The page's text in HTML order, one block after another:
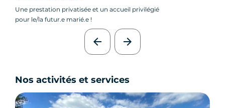
Une prestation privatisée et un accueil privilégié
pour le/la futur.e marié.e !
arrow_back arrow_forward
Nos activités et services